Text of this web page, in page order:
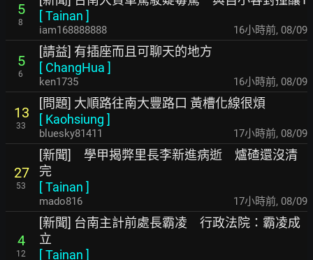
5
8
[Tainan ]
iam168888888 16小時前, 08/09
5
6
[請益] 有插座而且可聊天的地方
[ ChangHua ]
ken1735 16小時前, 08/09
13
33
[問題] 大順路往南大豐路口 黃槽化線很煩
[ Kaohsiung ]
bluesky81411 17小時前, 08/09
27
53
[新聞] 學甲揭弊里長李新進病逝 爐碴還沒清
完
[Tainan ]
mado816 17小時前, 08/09
4
12
[新聞] 台南主計前處長霸凌 行政法院：霸凌成
立
[Tainan ]